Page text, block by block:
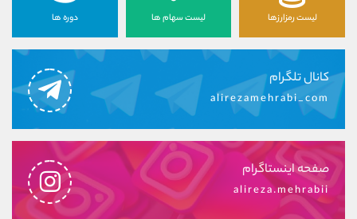
لیست رمزارزها لیست سهام ها دوره ها
کانال تلگرام
alirezamehrabi_com
صفحه اینستاگرام
alireza.mehrabii